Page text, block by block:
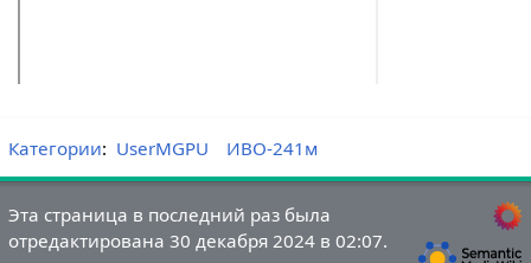
Категории: UserMGPU ИВО-241м
Эта страница в последний раз была
отредактирована 30 декабря 2024 в 02:07.